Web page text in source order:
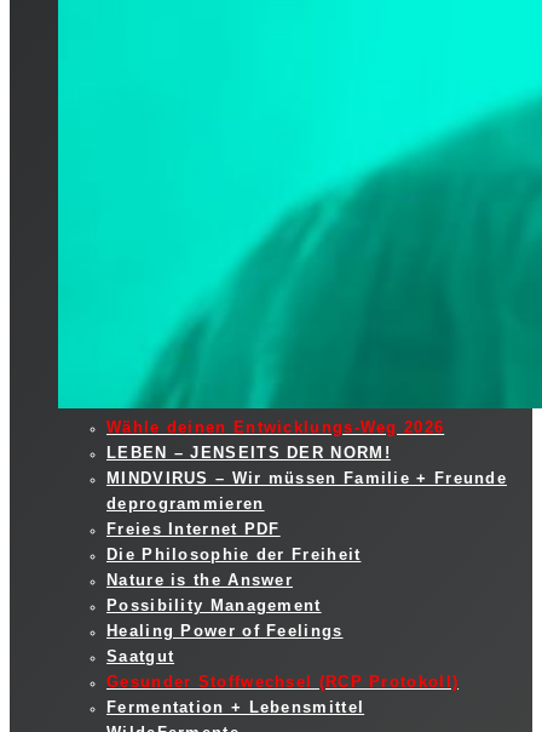
Wähle deinen Entwicklungs-Weg 2026
LEBEN – JENSEITS DER NORM!
MINDVIRUS – Wir müssen Familie + Freunde
deprogrammieren
Freies Internet PDF
Die Philosophie der Freiheit
Nature is the Answer
Possibility Management
Healing Power of Feelings
Saatgut
Gesunder Stoffwechsel (RCP Protokoll)
Fermentation + Lebensmittel